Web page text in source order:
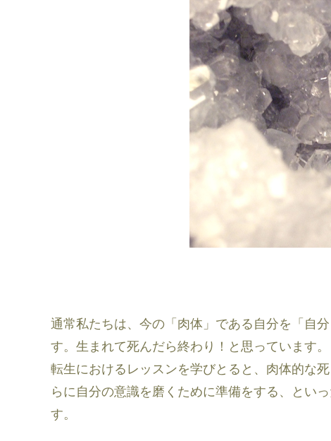
通常私たちは、今の「肉体」である自分を「自
す。生まれて死んだら終わり！と思っています
転生におけるレッスンを学びとると、肉体的な
らに自分の意識を磨くために準備をする、とい
す。